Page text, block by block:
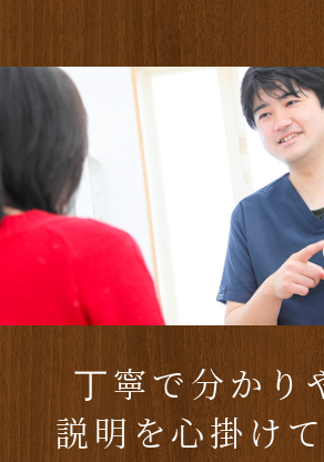
丁寧で分かり
説明を心掛け